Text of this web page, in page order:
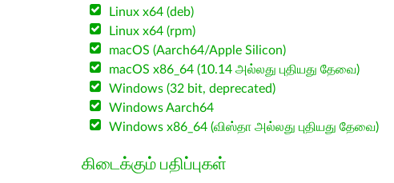
Linux x64 (deb)
Linux x64 (rpm)
macOS (Aarch64/Apple Silicon)
macOS x86_64 (10.14 அல்லது புதியது தேவை)
Windows (32 bit, deprecated)
Windows Aarch64
Windows x86_64 (விஸ்தா அல்லது புதியது தேவை)
கிடைக்கும் பதிப்புகள்